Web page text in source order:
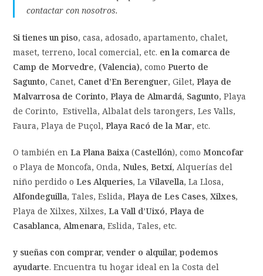
contactar con nosotros.
Si tienes un piso, casa, adosado, apartamento, chalet,
maset, terreno, local comercial, etc. en la comarca de
Camp de Morvedre, (Valencia), comoPuerto de
Sagunto, Canet, Canet d’En Berenguer, Gilet,Playa de
Malvarrosa de Corinto,Playa de Almardá, Sagunto, Playa
de Corinto, Estivella, Albalat dels tarongers, Les Valls,
Faura, Playa de Puçol,Playa Racó de la Mar, etc.
O también enLa Plana Baixa (Castellón), comoMoncofar
o Playa de Moncofa, Onda,Nules,Betxí, Alquerías del
niño perdido oLes Alqueries, LaVilavella, La Llosa,
Alfondeguilla, Tales, Eslida,Playa de Les Cases, Xilxes,
Playa de Xilxes, Xilxes,La Vall d’Uixó,Playa de
Casablanca, Almenara, Eslida, Tales, etc.
y sueñas con comprar, vender o alquilar, podemos
ayudarte. Encuentra tu hogar ideal en la Costa del